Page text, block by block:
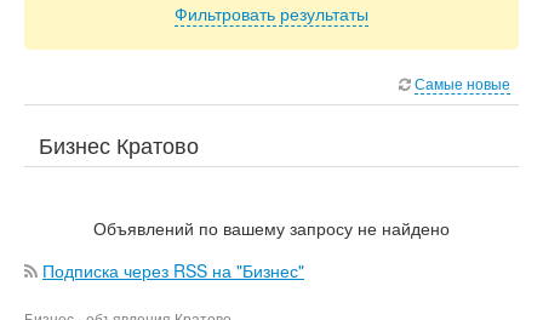
Фильтровать результаты
Самые новые
Бизнес Кратово
Объявлений по вашему запросу не найдено
Подписка через RSS на "Бизнес"